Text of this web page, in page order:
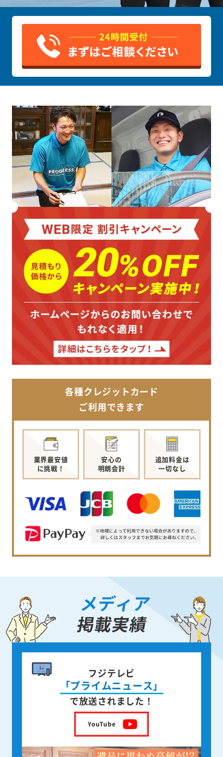
各種クレジットカード
ご利用できます
業界最安値
に挑戦！
安心の
明朗会計
追加料金は
一切なし
メディア
掲載実績
書籍出版
身近な人が
亡くなった後の遺品整理
を出版しました！